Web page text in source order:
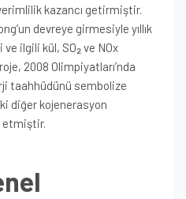
kazancı getirmiştir.
devreye girmesiyle yıllık
ilgili kül, SO₂ ve NOx
2008 Olimpiyatları’nda
taahhüdünü sembolize
diğer kojenerasyon
etmiştir.